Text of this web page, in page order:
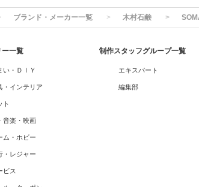
ブランド・メーカー一覧 木村石鹸
ー一覧
い・ＤＩＹ
・インテリア
ト
音楽・映画
ム・ホビー
・レジャー
ビス
制作スタッフグループ一覧
エキスパート
編集部